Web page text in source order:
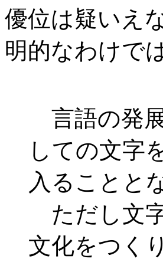
優位は疑いえ
明的なわけで
言語の発
しての文字
入ることと
ただし文
文化をつく